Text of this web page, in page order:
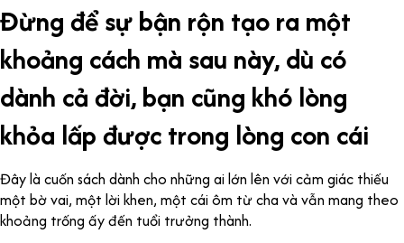
Đừng để sự bận rộn tạo ra một
khoảng cách mà sau này, dù có
dành cả đời, bạn cũng khó lòng
khỏa lấp được trong lòng con cái
Đây là cuốn sách dành cho những ai lớn lên với cảm giác thiếu
một bờ vai, một lời khen, một cái ôm từ cha và vẫn mang theo
khoảng trống ấy đến tuổi trưởng thành.